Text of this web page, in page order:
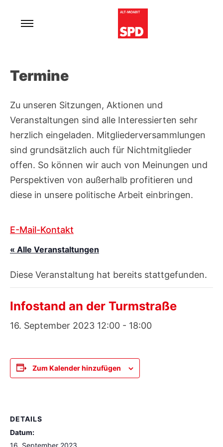
Termine
Zu unseren Sitzungen, Aktionen und
Veranstaltungen sind alle Interessierten sehr
herzlich eingeladen. Mitgliederversammlungen
sind grundsätzlich auch für Nichtmitglieder
offen. So können wir auch von Meinungen und
Perspektiven von außerhalb profitieren und
diese in unsere politische Arbeit einbringen.
E-Mail-Kontakt
« Alle Veranstaltungen
Diese Veranstaltung hat bereits stattgefunden.
Infostand an der Turmstraße
16. September 2023 12:00 - 18:00
Zum Kalender hinzufügen
DETAILS
Datum:
16. September 2023